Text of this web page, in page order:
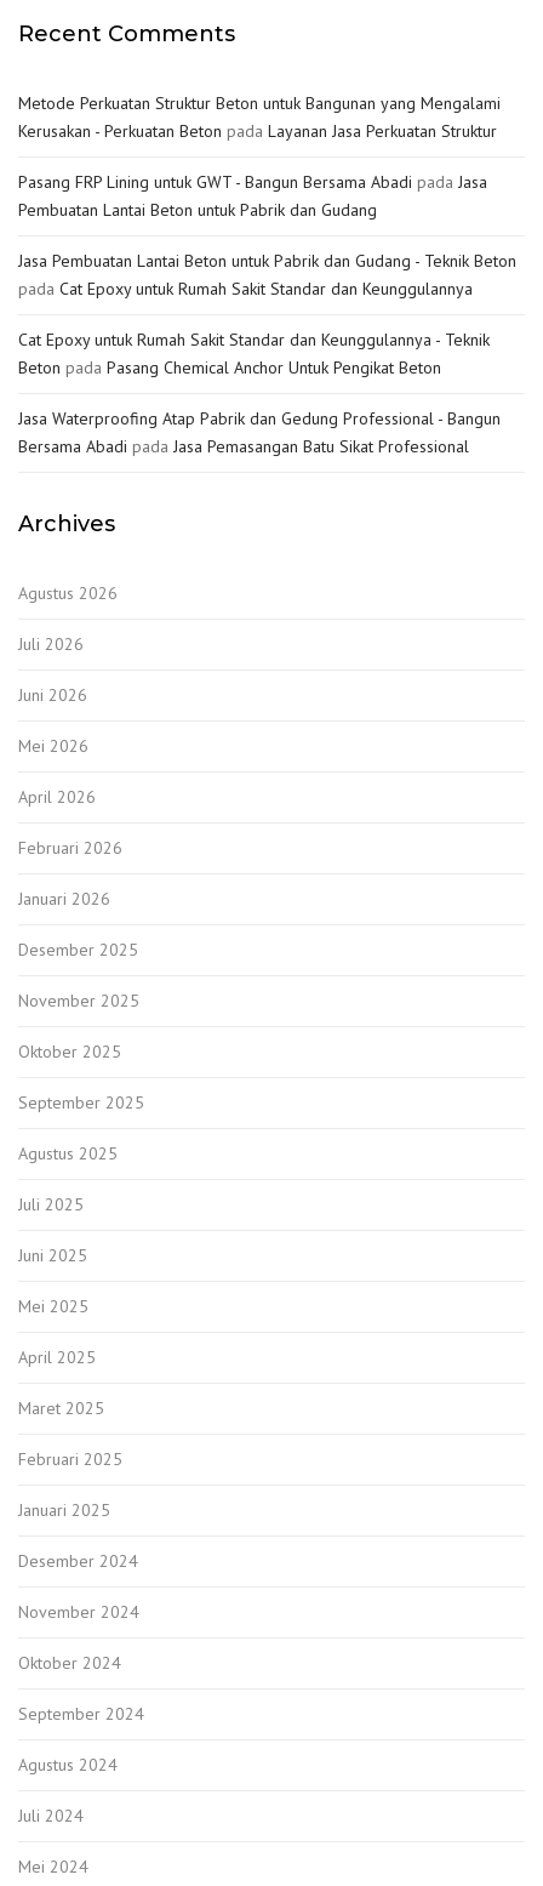
Recent Comments
Metode Perkuatan Struktur Beton untuk Bangunan yang Mengalami
Kerusakan - Perkuatan Beton pada Layanan Jasa Perkuatan Struktur
Pasang FRP Lining untuk GWT - Bangun Bersama Abadi pada Jasa
Pembuatan Lantai Beton untuk Pabrik dan Gudang
Jasa Pembuatan Lantai Beton untuk Pabrik dan Gudang - Teknik Beton
pada Cat Epoxy untuk Rumah Sakit Standar dan Keunggulannya
Cat Epoxy untuk Rumah Sakit Standar dan Keunggulannya - Teknik
Beton pada Pasang Chemical Anchor Untuk Pengikat Beton
Jasa Waterproofing Atap Pabrik dan Gedung Professional - Bangun
Bersama Abadi pada Jasa Pemasangan Batu Sikat Professional
Archives
Agustus 2026
Juli 2026
Juni 2026
Mei 2026
April 2026
Februari 2026
Januari 2026
Desember 2025
November 2025
Oktober 2025
September 2025
Agustus 2025
Juli 2025
Juni 2025
Mei 2025
April 2025
Maret 2025
Februari 2025
Januari 2025
Desember 2024
November 2024
Oktober 2024
September 2024
Agustus 2024
Juli 2024
Mei 2024